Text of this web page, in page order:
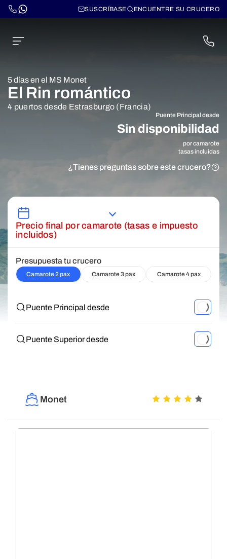
SUSCRÍBASE ENCUENTRE SU CRUCERO
5 días en el MS Monet
El Rin romántico
4 puertos desde Estrasburgo (Francia)
Puente Principal desde
Sin disponibilidad
por camarote
tasas incluidas
¿Tienes preguntas sobre este crucero?
Precio final por camarote (tasas e impuesto
incluidos)
Presupuesta tu crucero
Camarote 2 pax Camarote 3 pax Camarote 4 pax
Puente Principal desde
Puente Superior desde
Monet